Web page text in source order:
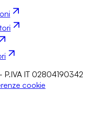
P.IVA IT 02804190342
cookie